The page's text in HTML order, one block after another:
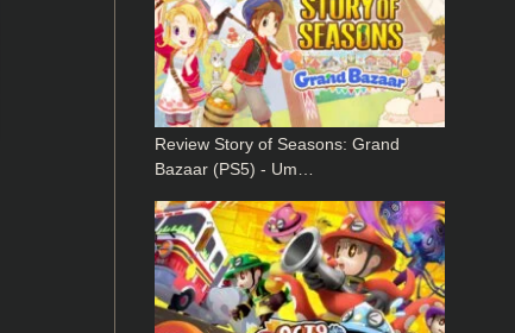
Review Story of Seasons: Grand
Bazaar (PS5) - Um…